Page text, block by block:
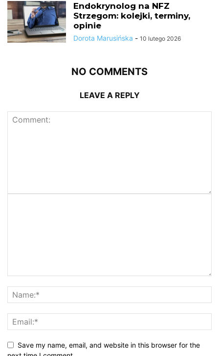
Endokrynolog na NFZ
Strzegom: kolejki, terminy,
opinie
Dorota Marusińska - 10 lutego 2026
NO COMMENTS
LEAVE A REPLY
Save my name, email, and website in this browser for the